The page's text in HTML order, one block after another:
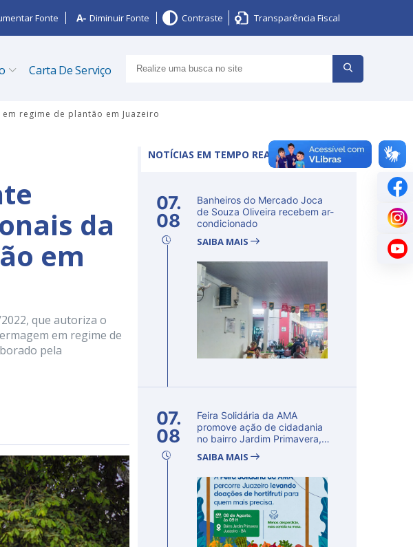
Fonte Diminuir Fonte Contraste Transparência Fiscal
Carta De Serviço
regime de plantão em Juazeiro
da
em
que autoriza o
em regime de
pela
NOTÍCIAS EM TEMPO REAL
07.
08
Banheiros do Mercado Joca
de Souza Oliveira recebem ar-
condicionado
SAIBA MAIS
07.
08
Feira Solidária da AMA
promove ação de cidadania
no bairro Jardim Primavera,
SAIBA MAIS